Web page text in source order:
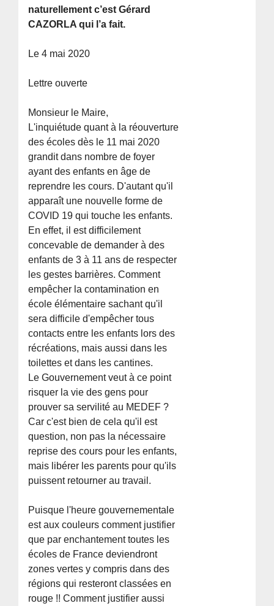
naturellement c’est Gérard
CAZORLA qui l’a fait.
Le 4 mai 2020
Lettre ouverte
Monsieur le Maire,
L'inquiétude quant à la réouverture
des écoles dès le 11 mai 2020
grandit dans nombre de foyer
ayant des enfants en âge de
reprendre les cours. D'autant qu'il
apparaît une nouvelle forme de
COVID 19 qui touche les enfants.
En effet, il est difficilement
concevable de demander à des
enfants de 3 à 11 ans de respecter
les gestes barrières. Comment
empêcher la contamination en
école élémentaire sachant qu'il
sera difficile d'empêcher tous
contacts entre les enfants lors des
récréations, mais aussi dans les
toilettes et dans les cantines.
Le Gouvernement veut à ce point
risquer la vie des gens pour
prouver sa servilité au MEDEF ?
Car c'est bien de cela qu'il est
question, non pas la nécessaire
reprise des cours pour les enfants,
mais libérer les parents pour qu'ils
puissent retourner au travail.
Puisque l'heure gouvernementale
est aux couleurs comment justifier
que par enchantement toutes les
écoles de France deviendront
zones vertes y compris dans des
régions qui resteront classées en
rouge !! Comment justifier aussi